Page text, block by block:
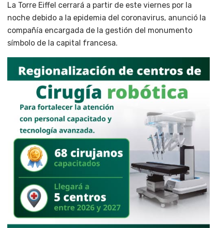
La Torre Eiffel cerrará a partir de este viernes por la
noche debido a la epidemia del coronavirus, anunció la
compañía encargada de la gestión del monumento
símbolo de la capital francesa.